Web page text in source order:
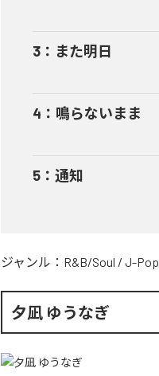
3 ： また明日
4 ： 鳴らないまま
5 ： 通知
ジャンル： R&B/Soul / J-Pop
夕凪 ゆうなぎ